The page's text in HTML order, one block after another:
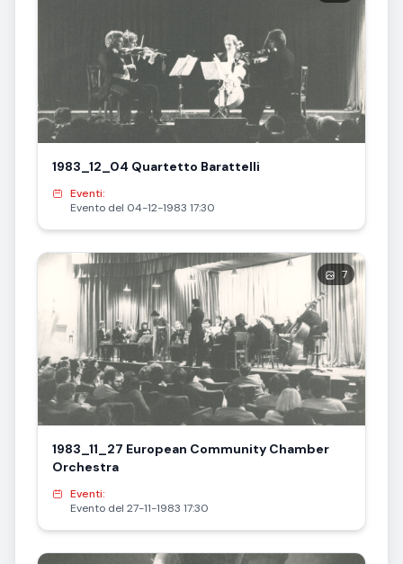
1983_12_04 Quartetto Barattelli
Eventi:
Evento del 04-12-1983 17:30
7
1983_11_27 European Community Chamber
Orchestra
Eventi:
Evento del 27-11-1983 17:30